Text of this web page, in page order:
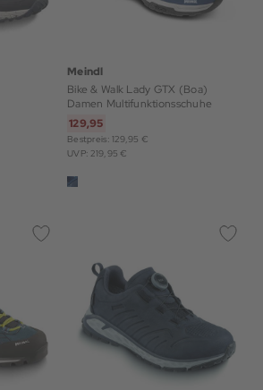
Meindl
Bike & Walk Lady GTX (Boa)
Damen Multifunktionsschuhe
129,95
Bestpreis: 129,95 €
UVP: 219,95 €